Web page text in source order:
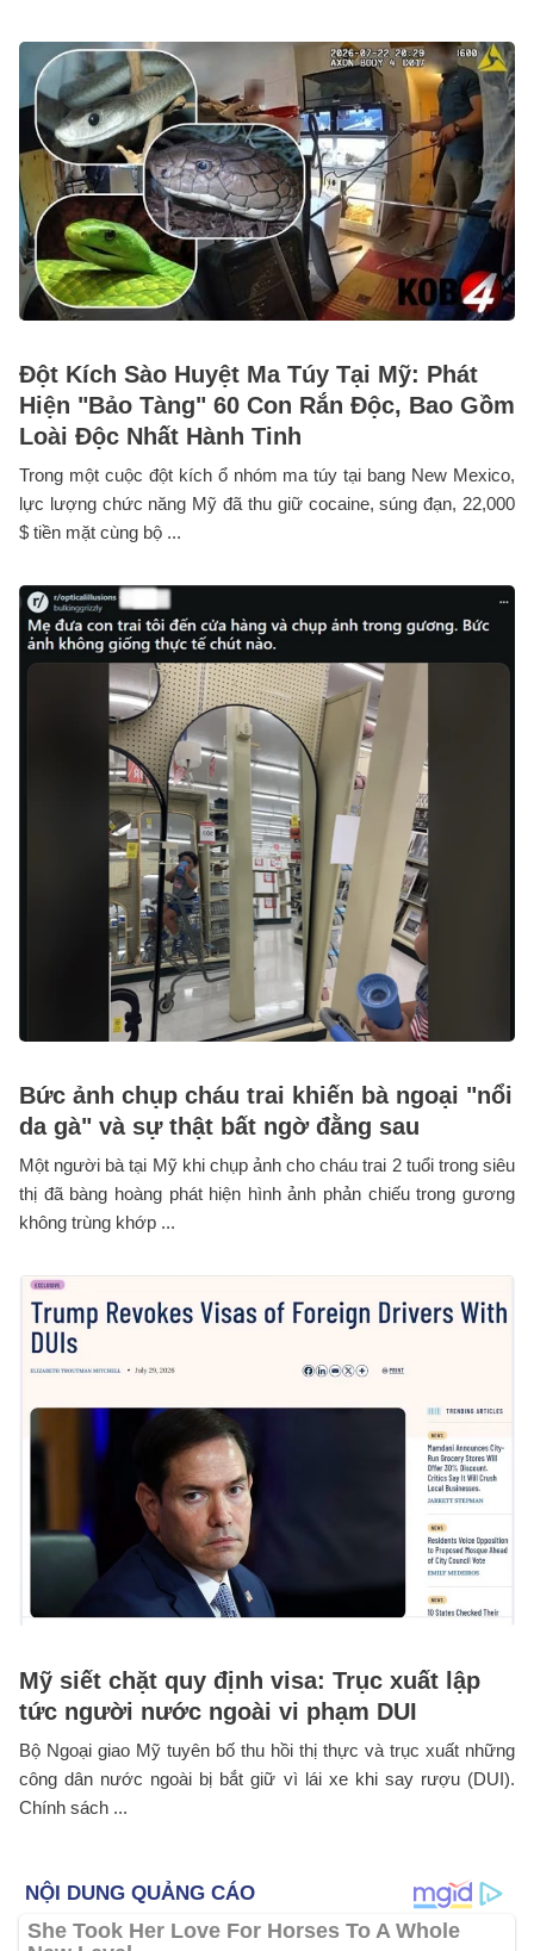
Đột Kích Sào Huyệt Ma Túy Tại Mỹ: Phát
Hiện "Bảo Tàng" 60 Con Rắn Độc, Bao Gồm
Loài Độc Nhất Hành Tinh
Trong một cuộc đột kích ổ nhóm ma túy tại bang New Mexico,
lực lượng chức năng Mỹ đã thu giữ cocaine, súng đạn, 22,000
$ tiền mặt cùng bộ ...
Bức ảnh chụp cháu trai khiến bà ngoại "nổi
da gà" và sự thật bất ngờ đằng sau
Một người bà tại Mỹ khi chụp ảnh cho cháu trai 2 tuổi trong siêu
thị đã bàng hoàng phát hiện hình ảnh phản chiếu trong gương
không trùng khớp ...
Mỹ siết chặt quy định visa: Trục xuất lập
tức người nước ngoài vi phạm DUI
Bộ Ngoại giao Mỹ tuyên bố thu hồi thị thực và trục xuất những
công dân nước ngoài bị bắt giữ vì lái xe khi say rượu (DUI).
Chính sách ...